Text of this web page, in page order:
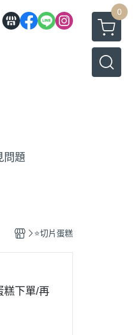
0
問題
⭐️切片蛋糕
糕下單/再